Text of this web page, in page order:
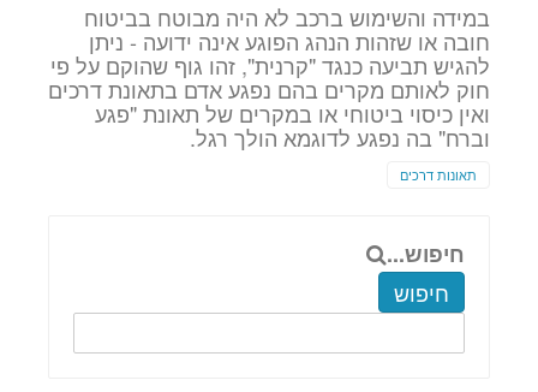
במידה והשימוש ברכב לא היה מבוטח בביטוח
חובה או שזהות הנהג הפוגע אינה ידועה - ניתן
להגיש תביעה כנגד "קרנית", זהו גוף שהוקם על פי
חוק לאותם מקרים בהם נפגע אדם בתאונת דרכים
ואין כיסוי ביטוחי או במקרים של תאונת "פגע
וברח" בה נפגע לדוגמא הולך רגל.
תאונות דרכים
חיפוש...
חיפוש